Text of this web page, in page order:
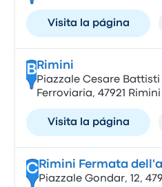
Visita la página
B Rimini
Piazzale Cesare Battisti
Ferroviaria, 47921
Visita la página
CRimini Fermata
Piazzale Gondar, 12,